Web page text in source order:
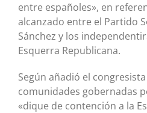
entre españoles», en
alcanzado entre el Partido
Sánchez y los
Esquerra Republicana.
Según añadió el
comunidades gobernadas
«dique de contención a la